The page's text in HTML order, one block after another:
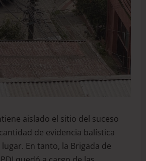
aislado el sitio del suceso
de evidencia balística
En tanto, la Brigada de